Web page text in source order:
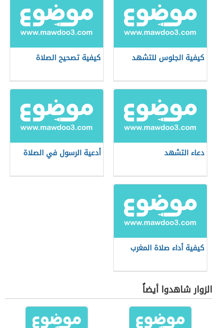
كيفية الجلوس للتشهد كيفية تصحيح الصلاة
دعاء التشهد أدعية الرسول في الصلاة
كيفية أداء صلاة المغرب
الزوار شاهدوا أيضاً